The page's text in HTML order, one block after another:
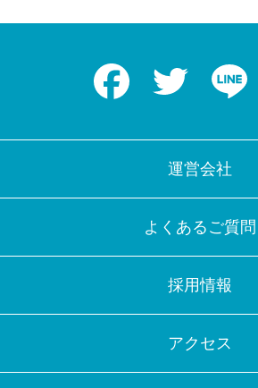
Facebook Twitter
運営会社
よくあるご質問
採用情報
アクセス